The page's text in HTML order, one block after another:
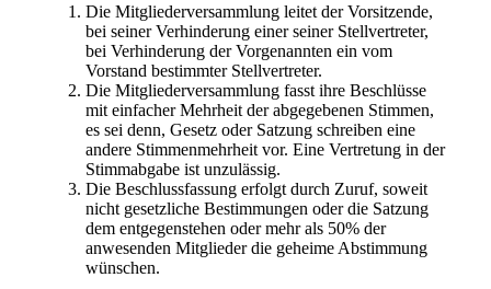
Die Mitgliederversammlung leitet der Vorsitzende,
bei seiner Verhinderung einer seiner Stellvertreter,
bei Verhinderung der Vorgenannten ein vom
Vorstand bestimmter Stellvertreter.
Die Mitgliederversammlung fasst ihre Beschlüsse
mit einfacher Mehrheit der abgegebenen Stimmen,
es sei denn, Gesetz oder Satzung schreiben eine
andere Stimmenmehrheit vor. Eine Vertretung in der
Stimmabgabe ist unzulässig.
Die Beschlussfassung erfolgt durch Zuruf, soweit
nicht gesetzliche Bestimmungen oder die Satzung
dem entgegenstehen oder mehr als 50% der
anwesenden Mitglieder die geheime Abstimmung
wünschen.